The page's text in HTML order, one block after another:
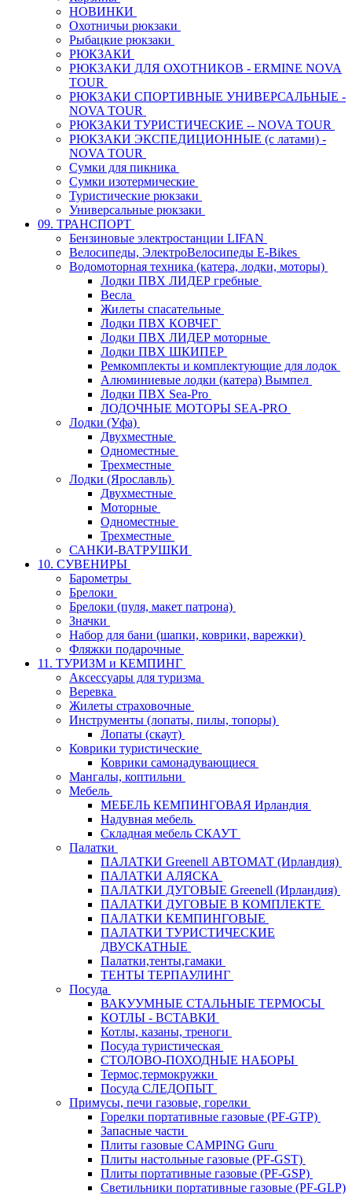
НОВИНКИ
Охотничьи рюкзаки
Рыбацкие рюкзаки
РЮКЗАКИ
РЮКЗАКИ ДЛЯ ОХОТНИКОВ - ERMINE NOVA
TOUR
РЮКЗАКИ СПОРТИВНЫЕ УНИВЕРСАЛЬНЫЕ -
NOVA TOUR
РЮКЗАКИ ТУРИСТИЧЕСКИЕ -- NOVA TOUR
РЮКЗАКИ ЭКСПЕДИЦИОННЫЕ (с латами) -
NOVA TOUR
Сумки для пикника
Сумки изотермические
Туристические рюкзаки
Универсальные рюкзаки
09. ТРАНСПОРТ
Бензиновые электростанции LIFAN
Велосипеды, ЭлектроВелосипеды E-Bikes
Водомоторная техника (катера, лодки, моторы)
Лодки ПВХ ЛИДЕР гребные
Весла
Жилеты спасательные
Лодки ПВХ КОВЧЕГ
Лодки ПВХ ЛИДЕР моторные
Лодки ПВХ ШКИПЕР
Ремкомплекты и комплектующие для лодок
Алюминиевые лодки (катера) Вымпел
Лодки ПВХ Sea-Pro
ЛОДОЧНЫЕ МОТОРЫ SEA-PRO
Лодки (Уфа)
Двухместные
Одноместные
Трехместные
Лодки (Ярославль)
Двухместные
Моторные
Одноместные
Трехместные
САНКИ-ВАТРУШКИ
10. СУВЕНИРЫ
Барометры
Брелоки
Брелоки (пуля, макет патрона)
Значки
Набор для бани (шапки, коврики, варежки)
Фляжки подарочные
11. ТУРИЗМ и КЕМПИНГ
Аксессуары для туризма
Веревка
Жилеты страховочные
Инструменты (лопаты, пилы, топоры)
Лопаты (скаут)
Коврики туристические
Коврики самонадувающиеся
Мангалы, коптильни
Мебель
МЕБЕЛЬ КЕМПИНГОВАЯ Ирландия
Надувная мебель
Складная мебель СКАУТ
Палатки
ПАЛАТКИ Greenell АВТОМАТ (Ирландия)
ПАЛАТКИ АЛЯСКА
ПАЛАТКИ ДУГОВЫЕ Greenell (Ирландия)
ПАЛАТКИ ДУГОВЫЕ В КОМПЛЕКТЕ
ПАЛАТКИ КЕМПИНГОВЫЕ
ПАЛАТКИ ТУРИСТИЧЕСКИЕ
ДВУСКАТНЫЕ
Палатки,тенты,гамаки
ТЕНТЫ ТЕРПАУЛИНГ
Посуда
ВАКУУМНЫЕ СТАЛЬНЫЕ ТЕРМОСЫ
КОТЛЫ - ВСТАВКИ
Котлы, казаны, треноги
Посуда туристическая
СТОЛОВО-ПОХОДНЫЕ НАБОРЫ
Термос,термокружки
Посуда СЛЕДОПЫТ
Примусы, печи газовые, горелки
Горелки портативные газовые (PF-GTP)
Запасные части
Плиты газовые CAMPING Guru
Плиты настольные газовые (PF-GST)
Плиты портативные газовые (PF-GSP)
Светильники портативные газовые (PF-GLP)